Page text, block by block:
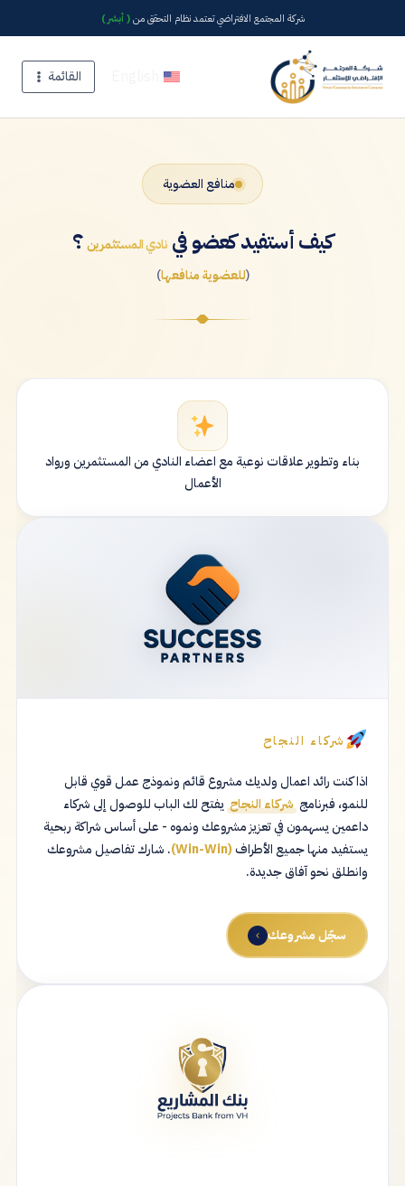
شركة المجتمع الافتراضي تعتمد نظام التحقق من( أبشر )
القائمة
منافع العضوية
كيف أستفيد كعضو في نادي المستثمرين؟
(للعضوية منافعها)
بناء وتطوير علاقات نوعية مع اعضاء النادي من المستثمرين ورواد
الأعمال
شركاء النجاح
اذا كنت رائد اعمال ولديك مشروع قائم ونموذج عمل قوي قابل
للنمو، فبرنامج شركاء النجاح يفتح لك الباب للوصول إلى شركاء
داعمين يسهمون في تعزيز مشروعك ونموه - على أساس شراكة ربحية
يستفيد منها جميع الأطراف(Win-Win)
. شارك تفاصيل مشروعك
وانطلق نحو آفاق جديدة.
سجّل مشروعك